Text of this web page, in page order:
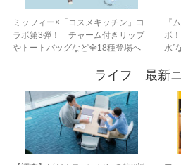
ミッフィー×「コスメキッチン」コ
ラボ第3弾！ チャーム付きリップ
やトートバッグなど全18種登場へ
『
ボ
水”
ライフ 最新